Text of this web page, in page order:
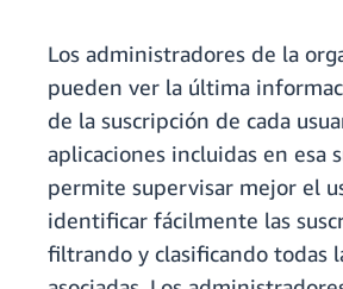
Los administradores de la
pueden ver la última
de la suscripción de cada
aplicaciones incluidas en esa
permite supervisar mejor el
identificar fácilmente las
filtrando y clasificando todas